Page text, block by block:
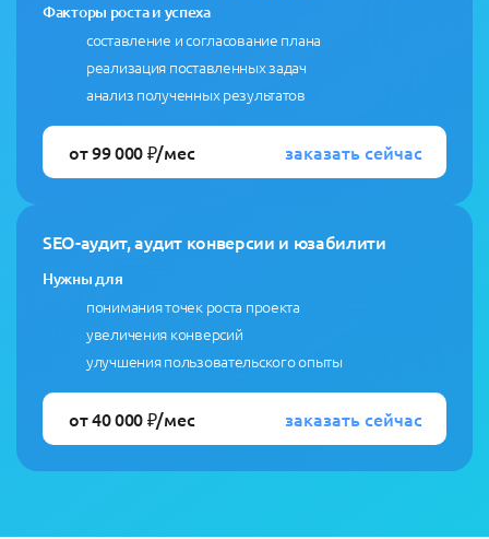
Факторы роста и успеха
составление и согласование плана
реализация поставленных задач
анализ полученных результатов
от 99 000 ₽/мес заказать сейчас
SEO-аудит, аудит конверсии и юзабилити
Нужны для
понимания точек роста проекта
увеличения конверсий
улучшения пользовательского опыты
от 40 000 ₽/мес заказать сейчас